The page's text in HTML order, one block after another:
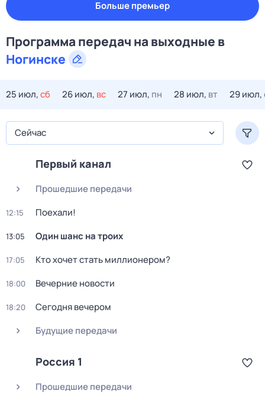
Больше премьер
Программа передач на выходные в
Ногинске
25 июл,сб 26 июл, вс 27 июл, пн 28 июл, вт 29 июл,
Сейчас
Первый канал
Прошедшие передачи
12:15 Поехали!
13:05 Один шанс на троих
17:05 Кто хочет стать миллионером?
18:00 Вечерние новости
18:20
Сегодня вечером
Будущие передачи
Россия 1
Прошедшие передачи